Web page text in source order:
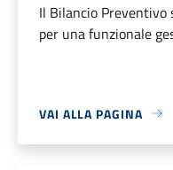
Il Bilancio
per una funzionale
VAI ALLA PAGINA